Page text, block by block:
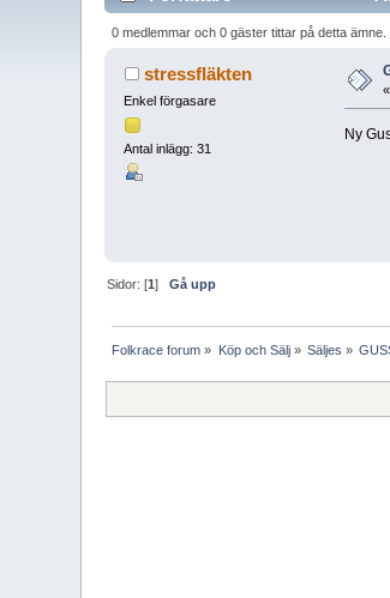
0 medlemmar och 0 gäster tittar på detta ämne.
stressfläkten
Enkel förgasare
Antal inlägg: 31
Ny
Sidor: [1]Gå upp
Folkrace forum » Köp och Sälj» Säljes »